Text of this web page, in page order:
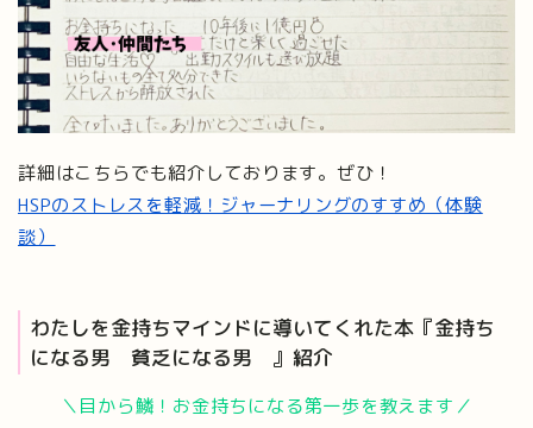
詳細はこちらでも紹介しております。ぜひ！
HSPのストレスを軽減！ジャーナリングのすすめ（体験
談）
わたしを金持ちマインドに導いてくれた本『金持ち
になる男 貧乏になる男 』紹介
＼目から鱗！お金持ちになる第一歩を教えます／